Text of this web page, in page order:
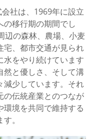
社は、1969年に設立
の移行期の期間でし
辺の森林、農場、小麦
宅、都市交通が見られ
水をやり続けています
然と優しさ、そして溝
減少しています。それ
の伝統産業とのつなが
環境を共同で維持する
。